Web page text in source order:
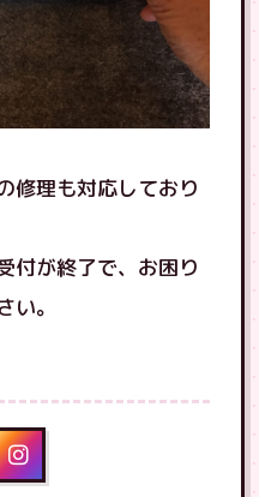
修理も対応しており
付が終了で、お困り
い。